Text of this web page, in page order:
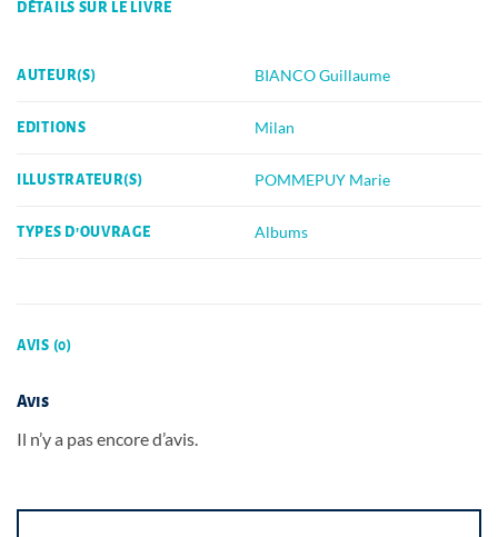
DÉTAILS SUR LE LIVRE
AUTEUR(S) BIANCO Guillaume
EDITIONS Milan
ILLUSTRATEUR(S) POMMEPUY Marie
TYPES D'OUVRAGE Albums
AVIS (0)
Avis
Il n’y a pas encore d’avis.